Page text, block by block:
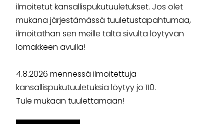
ilmoitetut kansallispukutuuletukset. Jos olet
mukana järjestämässä tuuletustapahtumaa,
ilmoitathan sen meille tältä sivulta löytyvän
lomakkeen avulla!
4.8.2026 mennessä ilmoitettuja
kansallispukutuuletuksia löytyy jo 110.
Tule mukaan tuulettamaan!